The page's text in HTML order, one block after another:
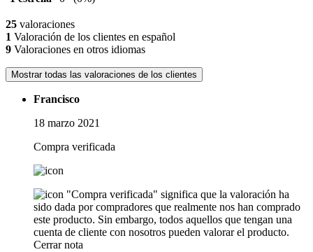
25 valoraciones
1 Valoración de los clientes en español
9 Valoraciones en otros idiomas
Mostrar todas las valoraciones de los clientes
Francisco
18 marzo 2021
Compra verificada
"Compra verificada" significa que la valoración ha
sido dada por compradores que realmente nos han comprado
este producto. Sin embargo, todos aquellos que tengan una
cuenta de cliente con nosotros pueden valorar el producto.
Cerrar nota